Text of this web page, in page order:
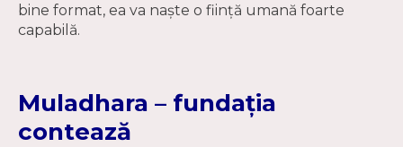
bine format, ea va naște o ființă umană foarte
capabilă.
Muladhara – fundația
contează